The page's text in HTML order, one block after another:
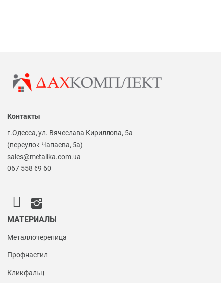
Контакты
г.Одесса, ул. Вячеслава Кириллова, 5а
(переулок Чапаева, 5а)
sales@metalika.com.ua
067 558 69 60
МАТЕРИАЛЫ
Металлочерепица
Профнастил
Кликфальц